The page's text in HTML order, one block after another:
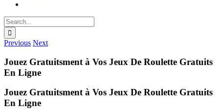
Search
for:
Previous Next
Jouez Gratuitsment à Vos Jeux De Roulette Gratuits
En Ligne
Jouez Gratuitsment à Vos Jeux De Roulette Gratuits
En Ligne